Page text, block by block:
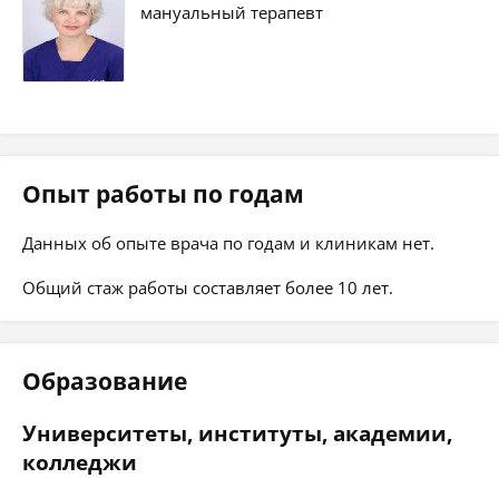
мануальный терапевт
Опыт работы по годам
Данных об опыте врача по годам и клиникам нет.
Общий стаж работы составляет более 10 лет.
Образование
Университеты, институты, академии,
колледжи